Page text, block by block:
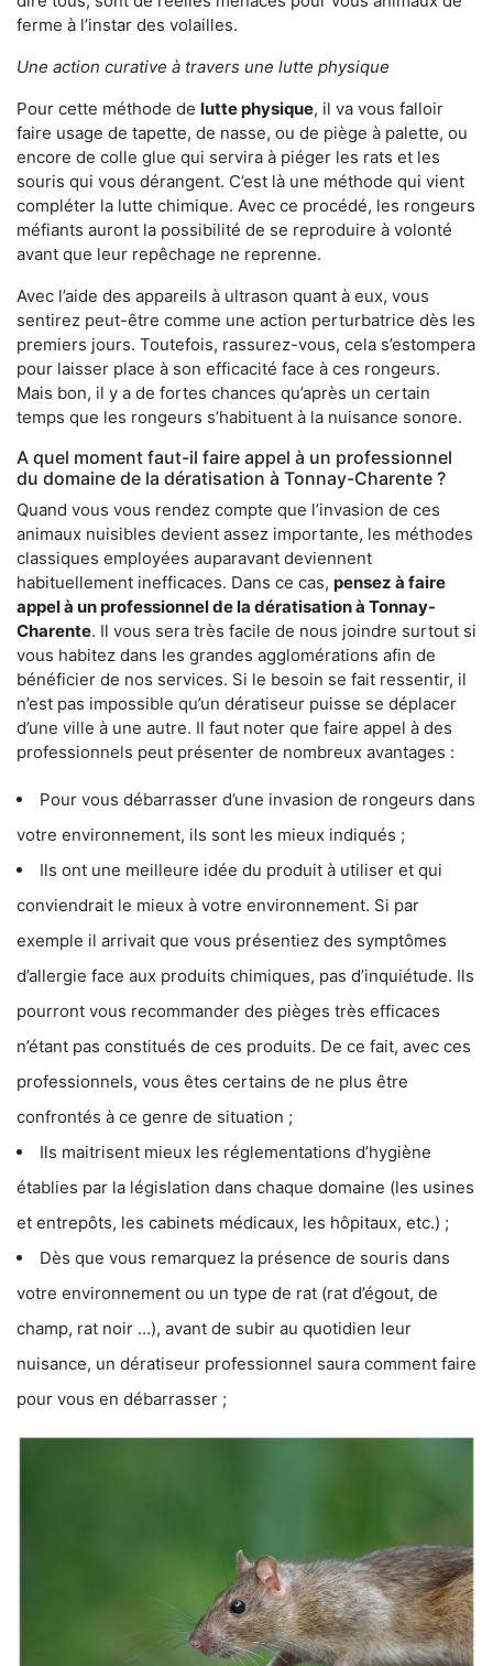
ferme à l’instar des volailles.
Une action curative à travers une lutte physique
Pour cette méthode de lutte physique, il va vous falloir
faire usage de tapette, de nasse, ou de piège à palette, ou
encore de colle glue qui servira à piéger les rats et les
souris qui vous dérangent. C’est là une méthode qui vient
compléter la lutte chimique. Avec ce procédé, les rongeurs
méfiants auront la possibilité de se reproduire à volonté
avant que leur repêchage ne reprenne.
Avec l’aide des appareils à ultrason quant à eux, vous
sentirez peut-être comme une action perturbatrice dès les
premiers jours. Toutefois, rassurez-vous, cela s’estompera
pour laisser place à son efficacité face à ces rongeurs.
Mais bon, il y a de fortes chances qu’après un certain
temps que les rongeurs s’habituent à la nuisance sonore.
A quel moment faut-il faire appel à un professionnel
du domaine de la dératisation à Tonnay-Charente ?
Quand vous vous rendez compte que l’invasion de ces
animaux nuisibles devient assez importante, les méthodes
classiques employées auparavant deviennent
habituellement inefficaces. Dans ce cas, pensez à faire
appel à un professionnel de la dératisation à Tonnay-
Charente. Il vous sera très facile de nous joindre surtout si
vous habitez dans les grandes agglomérations afin de
bénéficier de nos services. Si le besoin se fait ressentir, il
n’est pas impossible qu’un dératiseur puisse se déplacer
d’une ville à une autre. Il faut noter que faire appel à des
professionnels peut présenter de nombreux avantages :
Pour vous débarrasser d’une invasion de rongeurs dans
votre environnement, ils sont les mieux indiqués ;
Ils ont une meilleure idée du produit à utiliser et qui
conviendrait le mieux à votre environnement. Si par
exemple il arrivait que vous présentiez des symptômes
d’allergie face aux produits chimiques, pas d’inquiétude. Ils
pourront vous recommander des pièges très efficaces
n’étant pas constitués de ces produits. De ce fait, avec ces
professionnels, vous êtes certains de ne plus être
confrontés à ce genre de situation ;
Ils maitrisent mieux les réglementations d’hygiène
établies par la législation dans chaque domaine (les usines
et entrepôts, les cabinets médicaux, les hôpitaux, etc.) ;
Dès que vous remarquez la présence de souris dans
votre environnement ou un type de rat (rat d’égout, de
champ, rat noir …), avant de subir au quotidien leur
nuisance, un dératiseur professionnel saura comment faire
pour vous en débarrasser ;